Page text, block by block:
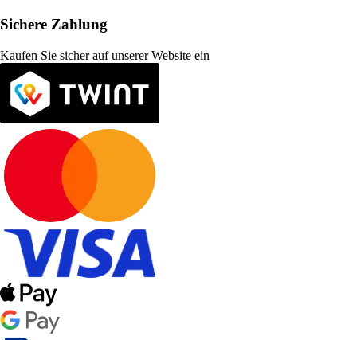
Sichere Zahlung
Kaufen Sie sicher auf unserer Website ein